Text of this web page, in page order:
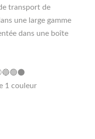
transport de
une large gamme
dans une boîte
1 couleur